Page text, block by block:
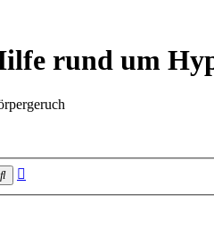
rund um
Suche